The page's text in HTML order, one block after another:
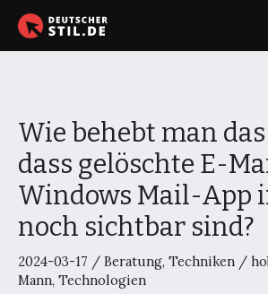
Zum
Inhalt
Wie behebt man
dass gelöschte E-
Windows Mail-App
noch sichtbar sind?
2024-03-17 / Beratung, Techniken /
Mann, Technologien